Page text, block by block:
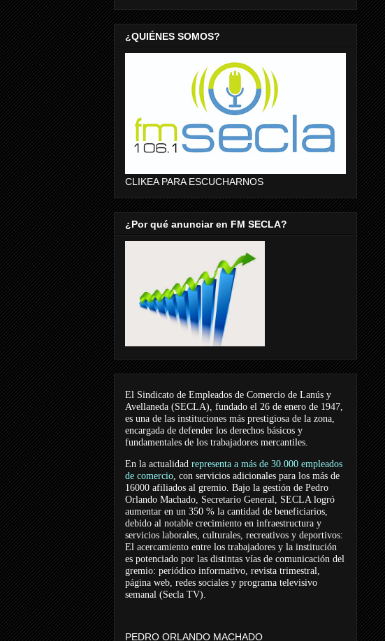
¿QUIÉNES SOMOS?
CLIKEA PARA ESCUCHARNOS
¿Por qué anunciar en FM SECLA?
El Sindicato de Empleados de Comercio de Lanús y
Avellaneda (SECLA), fundado el 26 de enero de 1947,
es una de las instituciones más prestigiosa de la zona,
encargada de defender los derechos básicos y
fundamentales de los trabajadores mercantiles.
En la actualidad representa a más de 30.000 empleados
de comercio, con servicios adicionales para los más de
16000 afiliados al gremio. Bajo la gestión de Pedro
Orlando Machado, Secretario General, SECLA logró
aumentar en un 350 % la cantidad de beneficiarios,
debido al notable crecimiento en infraestructura y
servicios laborales, culturales, recreativos y deportivos:
El acercamiento entre los trabajadores y la institución
es potenciado por las distintas vías de comunicación del
gremio: periódico informativo, revista trimestral,
página web, redes sociales y programa televisivo
semanal (Secla TV).
PEDRO ORLANDO MACHADO